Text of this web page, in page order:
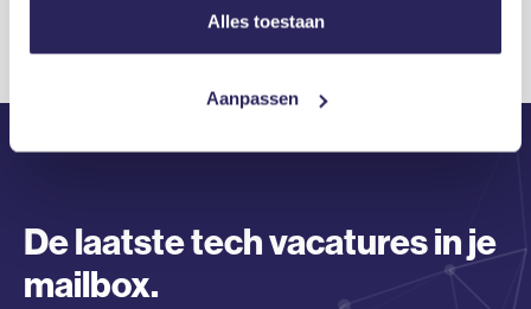
Alles toestaan
Aanpassen
De laatste tech vacatures in je
mailbox.